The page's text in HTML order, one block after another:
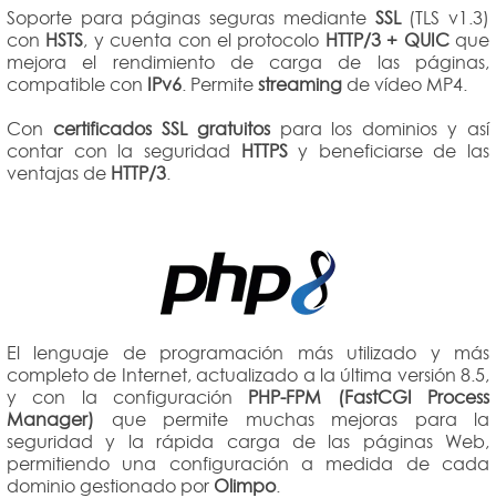
Soporte para páginas seguras mediante SSL(TLS v1.3)
con HSTS, y cuenta con el protocolo HTTP/3 + QUICque
mejora el rendimiento de carga de las páginas,
compatible con IPv6. Permite streaming de vídeo MP4.
Con certificados SSL gratuitospara los dominios y así
contar con la seguridad HTTPSy beneficiarse de las
ventajas de HTTP/3.
El lenguaje de programación más utilizado y más
completo de Internet, actualizado a la última versión 8.5,
y con la configuración PHP-FPM (FastCGI Process
Manager) que permite muchas mejoras para la
seguridad y la rápida carga de las páginas Web,
permitiendo una configuración a medida de cada
dominio gestionado por Olimpo.